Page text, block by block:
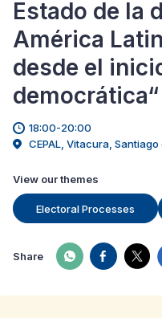
Estado de la
América
desde el
democrática“
18:00-20:00
CEPAL, Vitacura, Santiago
View our themes
Electoral Processes
Share